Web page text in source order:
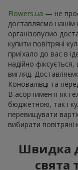
Flowers.ua — не
доставляємо нашім
організовуємо
купити повітряні
приїхало до вас в
надійно
вигляд.
Коновалівці та
В асортименті як
бюджетною, так і
перевищувати
вибирати
Швидка
свята